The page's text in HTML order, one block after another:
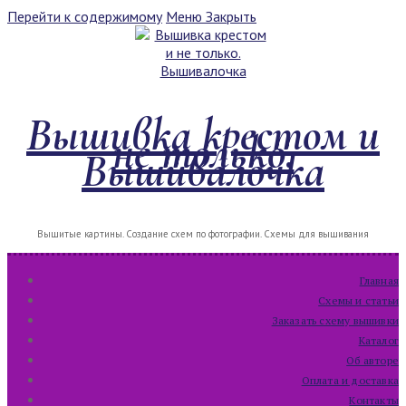
Перейти к содержимому Меню Закрыть
Вышивка крестом и
не только.
Вышивалочка
Вышитые картины. Создание схем по фотографии. Схемы для вышивания
Главная
Схемы и статьи
Заказать схему вышивки
Каталог
Об авторе
Оплата и доставка
Контакты